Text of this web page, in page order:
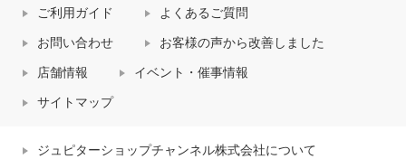
ご利用ガイド よくあるご質問
お問い合わせ お客様の声から改善しました
店舗情報 イベント・催事情報
サイトマップ
ジュピターショップチャンネル株式会社について